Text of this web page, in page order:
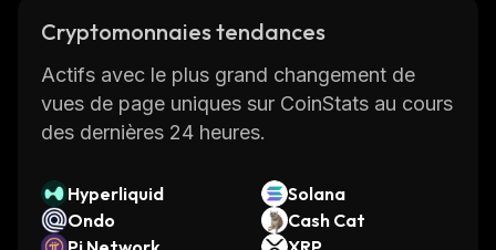
Cryptomonnaies tendances
Actifs avec le plus grand changement de
vues de page uniques sur CoinStats au cours
des dernières 24 heures.
Hyperliquid
Solana
Ondo
Cash Cat